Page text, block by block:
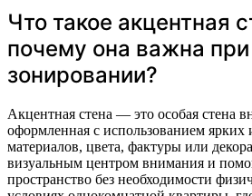
Что такое акцентная
почему она важна при
зонировании?
Акцентная стена — это особая стена
оформленная с использованием
материалов, цвета, фактуры или
визуальным центром внимания и
пространство без необходимости